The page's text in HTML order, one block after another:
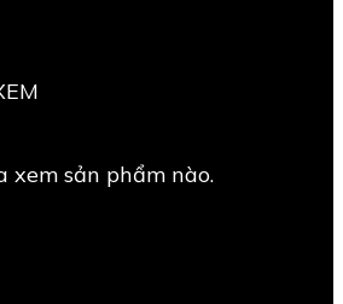
xem sản phẩm nào.